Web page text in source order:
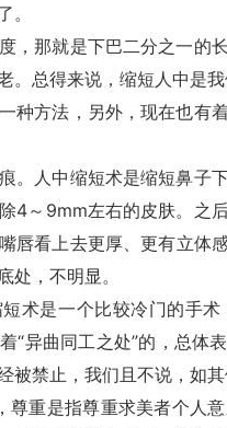
。
那就是下巴二分之一的
。总得来说，缩短人中是
方法，另外，现在也有
人中缩短术是缩短鼻子
4～9mm左右的皮肤。之
唇看上去更厚、更有立体
处，不明显。
是一个比较冷门的手术
“异曲同工之处”的，总体
被禁止，我们且不说，如
重是指尊重求美者个人